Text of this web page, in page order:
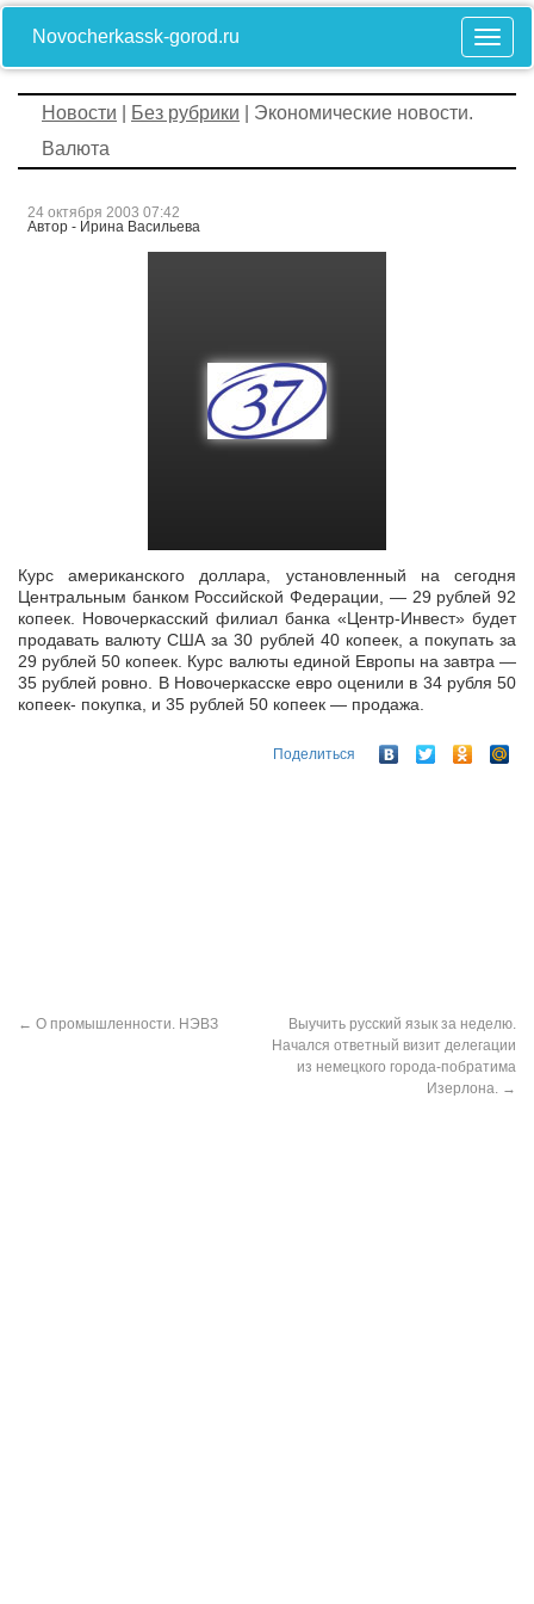
Novocherkassk-gorod.ru
Новости Без рубрики | Экономические новости.
Валюта
24 октября 2003 07:42
Автор - Ирина Васильева
Курс американского доллара, установленный на сегодня
Центральным банком Российской Федерации, — 29 рублей 92
копеек. Новочеркасский филиал банка «Центр-Инвест» будет
продавать валюту США за 30 рублей 40 копеек, а покупать за
29 рублей 50 копеек. Курс валюты единой Европы на завтра —
35 рублей ровно. В Новочеркасске евро оценили в 34 рубля 50
копеек- покупка, и 35 рублей 50 копеек — продажа.
Поделиться
← О промышленности. НЭВЗ
Выучить русский язык за неделю.
Начался ответный визит делегации
из немецкого города-побратима
Изерлона. →